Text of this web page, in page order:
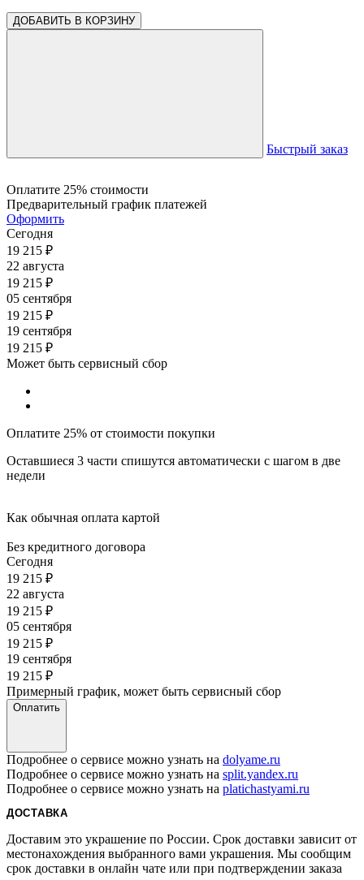
ДОБАВИТЬ В КОРЗИНУ
Быстрый заказ
Оплатите 25% стоимости
Предварительный график платежей
Оформить
Сегодня
19 215 ₽
22 августа
19 215 ₽
05 сентября
19 215 ₽
19 сентября
19 215 ₽
Может быть сервисный сбор
Оплатите 25% от стоимости покупки
Оставшиеся 3 части спишутся автоматически с шагом в две
недели
Как обычная оплата картой
Без кредитного договора
Сегодня
19 215 ₽
22 августа
19 215 ₽
05 сентября
19 215 ₽
19 сентября
19 215 ₽
Примерный график, может быть сервисный сбор
Оплатить
Подробнее о сервисе можно узнать на dolyame.ru
Подробнее о сервисе можно узнать на split.yandex.ru
Подробнее о сервисе можно узнать на platichastyami.ru
ДОСТАВКА
Доставим это украшение по России. Срок доставки зависит от
местонахождения выбранного вами украшения. Мы сообщим
срок доставки в онлайн чате или при подтверждении заказа